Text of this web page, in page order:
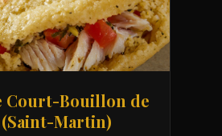
Court-Bouillon de
(Saint-Martin)